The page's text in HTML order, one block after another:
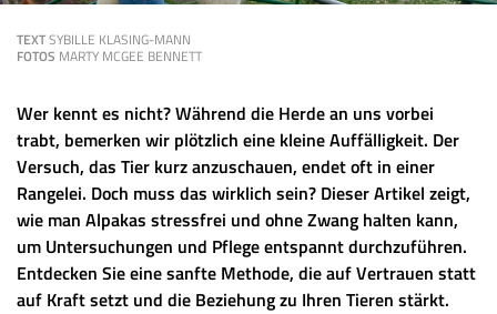
TEXTSYBILLE KLASING-MANN
FOTOS MARTY MCGEE BENNETT
Wer kennt es nicht? Während die Herde an uns vorbei
trabt, bemerken wir plötzlich eine kleine Auffälligkeit. Der
Versuch, das Tier kurz anzuschauen, endet oft in einer
Rangelei. Doch muss das wirklich sein? Dieser Artikel zeigt,
wie man Alpakas stressfrei und ohne Zwang halten kann,
um Untersuchungen und Pflege entspannt durchzuführen.
Entdecken Sie eine sanfte Methode, die auf Vertrauen statt
auf Kraft setzt und die Beziehung zu Ihren Tieren stärkt.